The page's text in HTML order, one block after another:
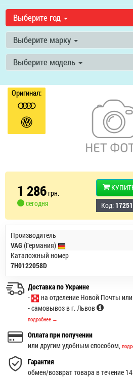
Выберите год
Выберите марку
Выберите модель
Оригинал:
1 286грн.
сегодня
Код:
Производитель
VAG(Германия)
Каталожный номер
7H0122058D
Доставка по Украине
-
на отделение Новой Почты
- самовывоз в г. Львов
подробнее →
Оплата при получении
или другим удобным способом,
Гарантия
обмен/возврат товара в течение